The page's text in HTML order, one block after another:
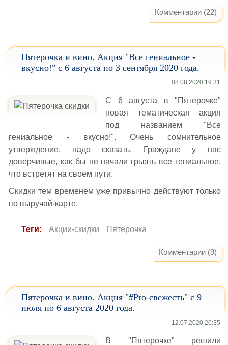
Комментарии (22)
Пятерочка и вино. Акция "Все гениальное -
вкусно!" с 6 августа по 3 сентября 2020 года.
08.08.2020 19:31
С 6 августа в "Пятерочке"
новая тематическая акция
под названием "Все
гениальное - вкусно!". Очень сомнительное
утверждение, надо сказать. Граждане у нас
доверчивые, как бы не начали грызть все гениальное,
что встретят на своем пути.
Скидки тем временем уже привычно действуют только
по выручай-карте.
Теги: Акции-скидки Пятерочка
Комментарии (9)
Пятерочка и вино. Акция "#Pro-свежесть" с 9
июля по 6 августа 2020 года.
12.07.2020 20:35
В "Пятерочке" решили